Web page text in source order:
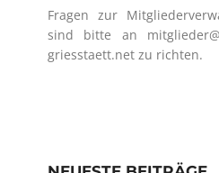
Fragen zur
sind bitte an
griesstaett.net zu richten.